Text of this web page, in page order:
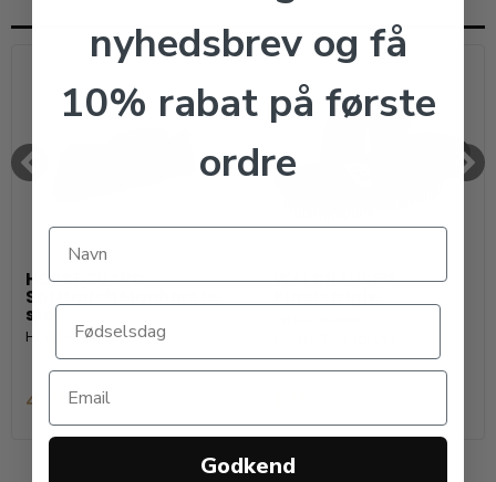
HORSEGUARD
Softtouch Manbørste
stor
HorseGuard
49,00 DKK
WALDHAUSEN
nyhedsbrev og få
10% rabat på første
ordre
Godkend